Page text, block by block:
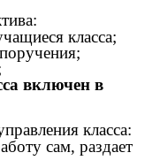
класса;
включен в
класса:
сам, раздает